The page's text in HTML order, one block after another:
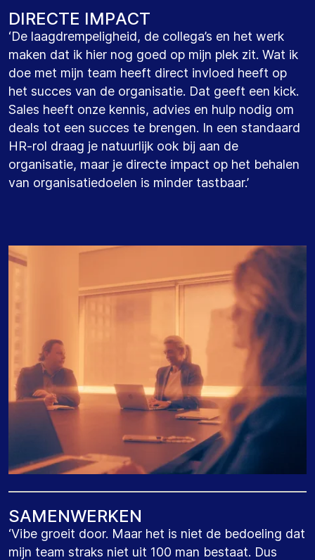
DIRECTE IMPACT
‘De laagdrempeligheid, de collega’s en het werk
maken dat ik hier nog goed op mijn plek zit. Wat ik
doe met mijn team heeft direct invloed heeft op
het succes van de organisatie. Dat geeft een kick.
Sales heeft onze kennis, advies en hulp nodig om
deals tot een succes te brengen. In een standaard
HR-rol draag je natuurlijk ook bij aan de
organisatie, maar je directe impact op het behalen
van organisatiedoelen is minder tastbaar.’
SAMENWERKEN
‘Vibe groeit door. Maar het is niet de bedoeling dat
mijn team straks niet uit 100 man bestaat. Dus